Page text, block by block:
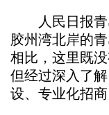
人民日报青
胶州湾北岸的
相比，这里既
但经过深入了
设、专业化招